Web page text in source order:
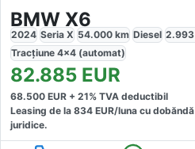
BMW X6
2024 Seria X 54.000 km Diesel 2.993
Tracțiune 4x4 (automat)
82.885 EUR
68.500 EUR + 21% TVA deductibil
Leasing de la 834 EUR/luna cu dobăndă
juridice.